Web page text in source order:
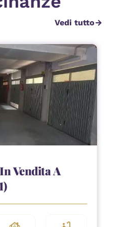
Vedi tuttoarrow_forward
Vendita A